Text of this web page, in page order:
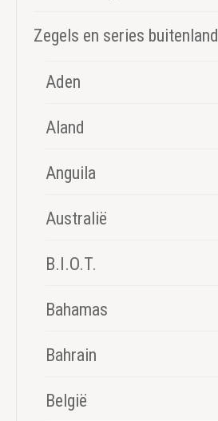
Zegels en series buitenland
Aden
Aland
Anguila
Australië
B.I.O.T.
Bahamas
Bahrain
België